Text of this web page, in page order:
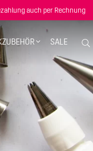
auch per Rechnung
SALE